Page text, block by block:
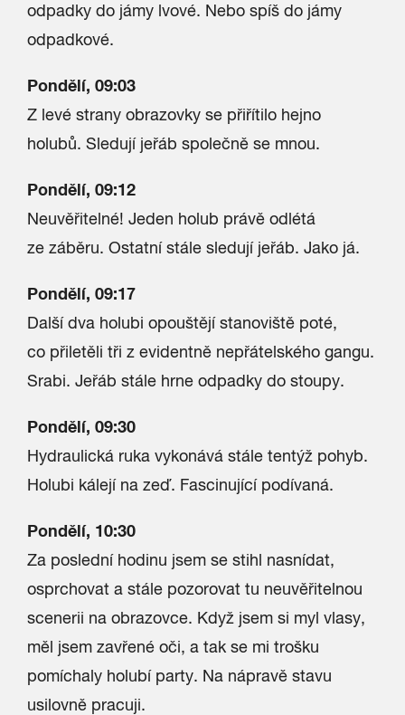
odpadky do jámy lvové. Nebo spíš do jámy
odpadkové.
Pondělí, 09:03
Z levé strany obrazovky se přiřítilo hejno
holubů. Sledují jeřáb společně se mnou.
Pondělí, 09:12
Neuvěřitelné! Jeden holub právě odlétá
ze záběru. Ostatní stále sledují jeřáb. Jako já.
Pondělí, 09:17
Další dva holubi opouštějí stanoviště poté,
co přiletěli tři z evidentně nepřátelského gangu.
Srabi. Jeřáb stále hrne odpadky do stoupy.
Pondělí, 09:30
Hydraulická ruka vykonává stále tentýž pohyb.
Holubi kálejí na zeď. Fascinující podívaná.
Pondělí, 10:30
Za poslední hodinu jsem se stihl nasnídat,
osprchovat a stále pozorovat tu neuvěřitelnou
scenerii na obrazovce. Když jsem si myl vlasy,
měl jsem zavřené oči, a tak se mi trošku
pomíchaly holubí party. Na nápravě stavu
usilovně pracuji.